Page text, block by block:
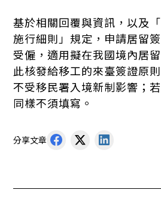
基於相關回覆與資訊，以及
施行細則」規定，申請居留
受僱，適用擬在我國境內居
此核發給移工的來臺簽證原
不受移民署入境新制影響；
同樣不須填寫。
分享文章